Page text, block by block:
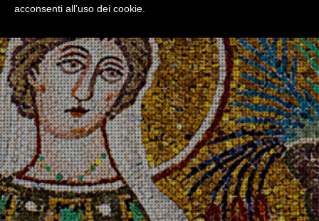
acconsenti all’uso dei cookie.